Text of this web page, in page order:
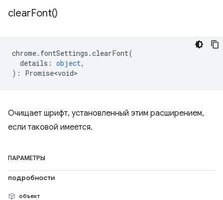
clearFont()
chrome. fontSettings .clearFont(
details : object,
) : Promise<void>
Очищает шрифт, установленный этим расширением,
если таковой имеется.
ПАРАМЕТРЫ
подробности
объект